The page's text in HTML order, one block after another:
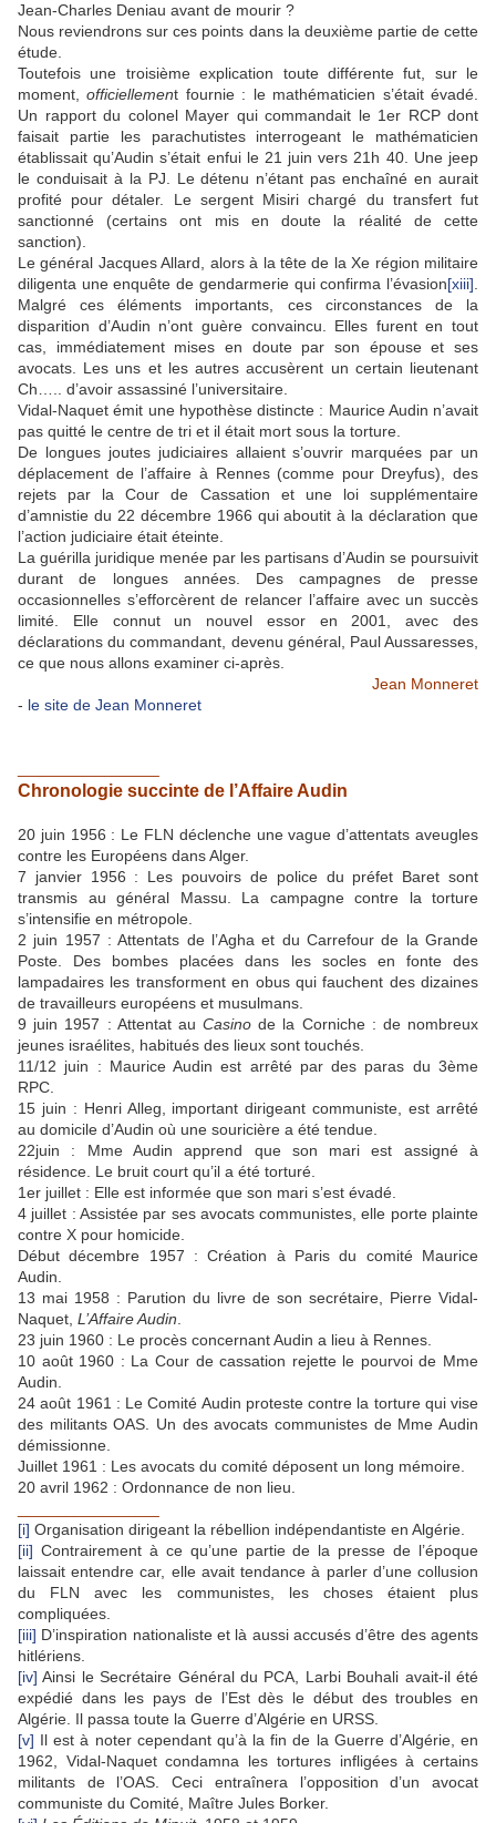
Jean-Charles Deniau avant de mourir ?
Nous reviendrons sur ces points dans la deuxième partie de cette
étude.
Toutefois une troisième explication toute différente fut, sur le
moment,officiellement fournie : le mathématicien s’était évadé.
Un rapport du colonel Mayer qui commandait le 1er RCP dont
faisait partie les parachutistes interrogeant le mathématicien
établissait qu’Audin s’était enfui le 21 juin vers 21h 40. Une jeep
le conduisait à la PJ. Le détenu n’étant pas enchaîné en aurait
profité pour détaler. Le sergent Misiri chargé du transfert fut
sanctionné (certains ont mis en doute la réalité de cette
sanction).
Le général Jacques Allard, alors à la tête de la Xe région militaire
diligenta une enquête de gendarmerie qui confirma l’évasion[xiii]
Malgré ces éléments importants, ces circonstances de la
disparition d’Audin n’ont guère convaincu. Elles furent en tout
cas, immédiatement mises en doute par son épouse et ses
avocats. Les uns et les autres accusèrent un certain lieutenant
Ch….. d’avoir assassiné l’universitaire.
Vidal-Naquet émit une hypothèse distincte : Maurice Audin n’avait
pas quitté le centre de tri et il était mort sous la torture.
De longues joutes judiciaires allaient s’ouvrir marquées par un
déplacement de l’affaire à Rennes (comme pour Dreyfus), des
rejets par la Cour de Cassation et une loi supplémentaire
d’amnistie du 22 décembre 1966 qui aboutit à la déclaration que
l’action judiciaire était éteinte.
La guérilla juridique menée par les partisans d’Audin se poursuivit
durant de longues années. Des campagnes de presse
occasionnelles s’efforcèrent de relancer l’affaire avec un succès
limité. Elle connut un nouvel essor en 2001, avec des
déclarations du commandant, devenu général, Paul Aussaresses,
ce que nous allons examiner ci-après.
Jean Monneret
- le site de Jean Monneret
Chronologie succinte de l’Affaire Audin
20 juin 1956 : Le FLN déclenche une vague d’attentats aveugles
contre les Européens dans Alger.
7 janvier 1956 : Les pouvoirs de police du préfet Baret sont
transmis au général Massu. La campagne contre la torture
s’intensifie en métropole.
2 juin 1957 : Attentats de l’Agha et du Carrefour de la Grande
Poste. Des bombes placées dans les socles en fonte des
lampadaires les transforment en obus qui fauchent des dizaines
de travailleurs européens et musulmans.
9 juin 1957 : Attentat au Casino de la Corniche : de nombreux
jeunes israélites, habitués des lieux sont touchés.
11/12 juin : Maurice Audin est arrêté par des paras du 3ème
RPC.
15 juin : Henri Alleg, important dirigeant communiste, est arrêté
au domicile d’Audin où une souricière a été tendue.
22juin : Mme Audin apprend que son mari est assigné à
résidence. Le bruit court qu’il a été torturé.
1er juillet : Elle est informée que son mari s’est évadé.
4 juillet : Assistée par ses avocats communistes, elle porte plainte
contre X pour homicide.
Début décembre 1957 : Création à Paris du comité Maurice
Audin.
13 mai 1958 : Parution du livre de son secrétaire, Pierre Vidal-
Naquet, L’Affaire Audin
23 juin 1960 : Le procès concernant Audin a lieu à Rennes.
10 août 1960 : La Cour de cassation rejette le pourvoi de Mme
Audin.
24 août 1961 : Le Comité Audin proteste contre la torture qui vise
des militants OAS. Un des avocats communistes de Mme Audin
démissionne.
Juillet 1961 : Les avocats du comité déposent un long mémoire.
20 avril 1962 : Ordonnance de non lieu.
[i] Organisation dirigeant la rébellion indépendantiste en Algérie.
[ii] Contrairement à ce qu’une partie de la presse de l’époque
laissait entendre car, elle avait tendance à parler d’une collusion
du FLN avec les communistes, les choses étaient plus
compliquées.
[iii] D’inspiration nationaliste et là aussi accusés d’être des agents
hitlériens.
[iv] Ainsi le Secrétaire Général du PCA, Larbi Bouhali avait-il été
expédié dans les pays de l’Est dès le début des troubles en
Algérie. Il passa toute la Guerre d’Algérie en URSS.
[v] Il est à noter cependant qu’à la fin de la Guerre d’Algérie, en
1962, Vidal-Naquet condamna les tortures infligées à certains
militants de l’OAS. Ceci entraînera l’opposition d’un avocat
communiste du Comité, Maître Jules Borker.